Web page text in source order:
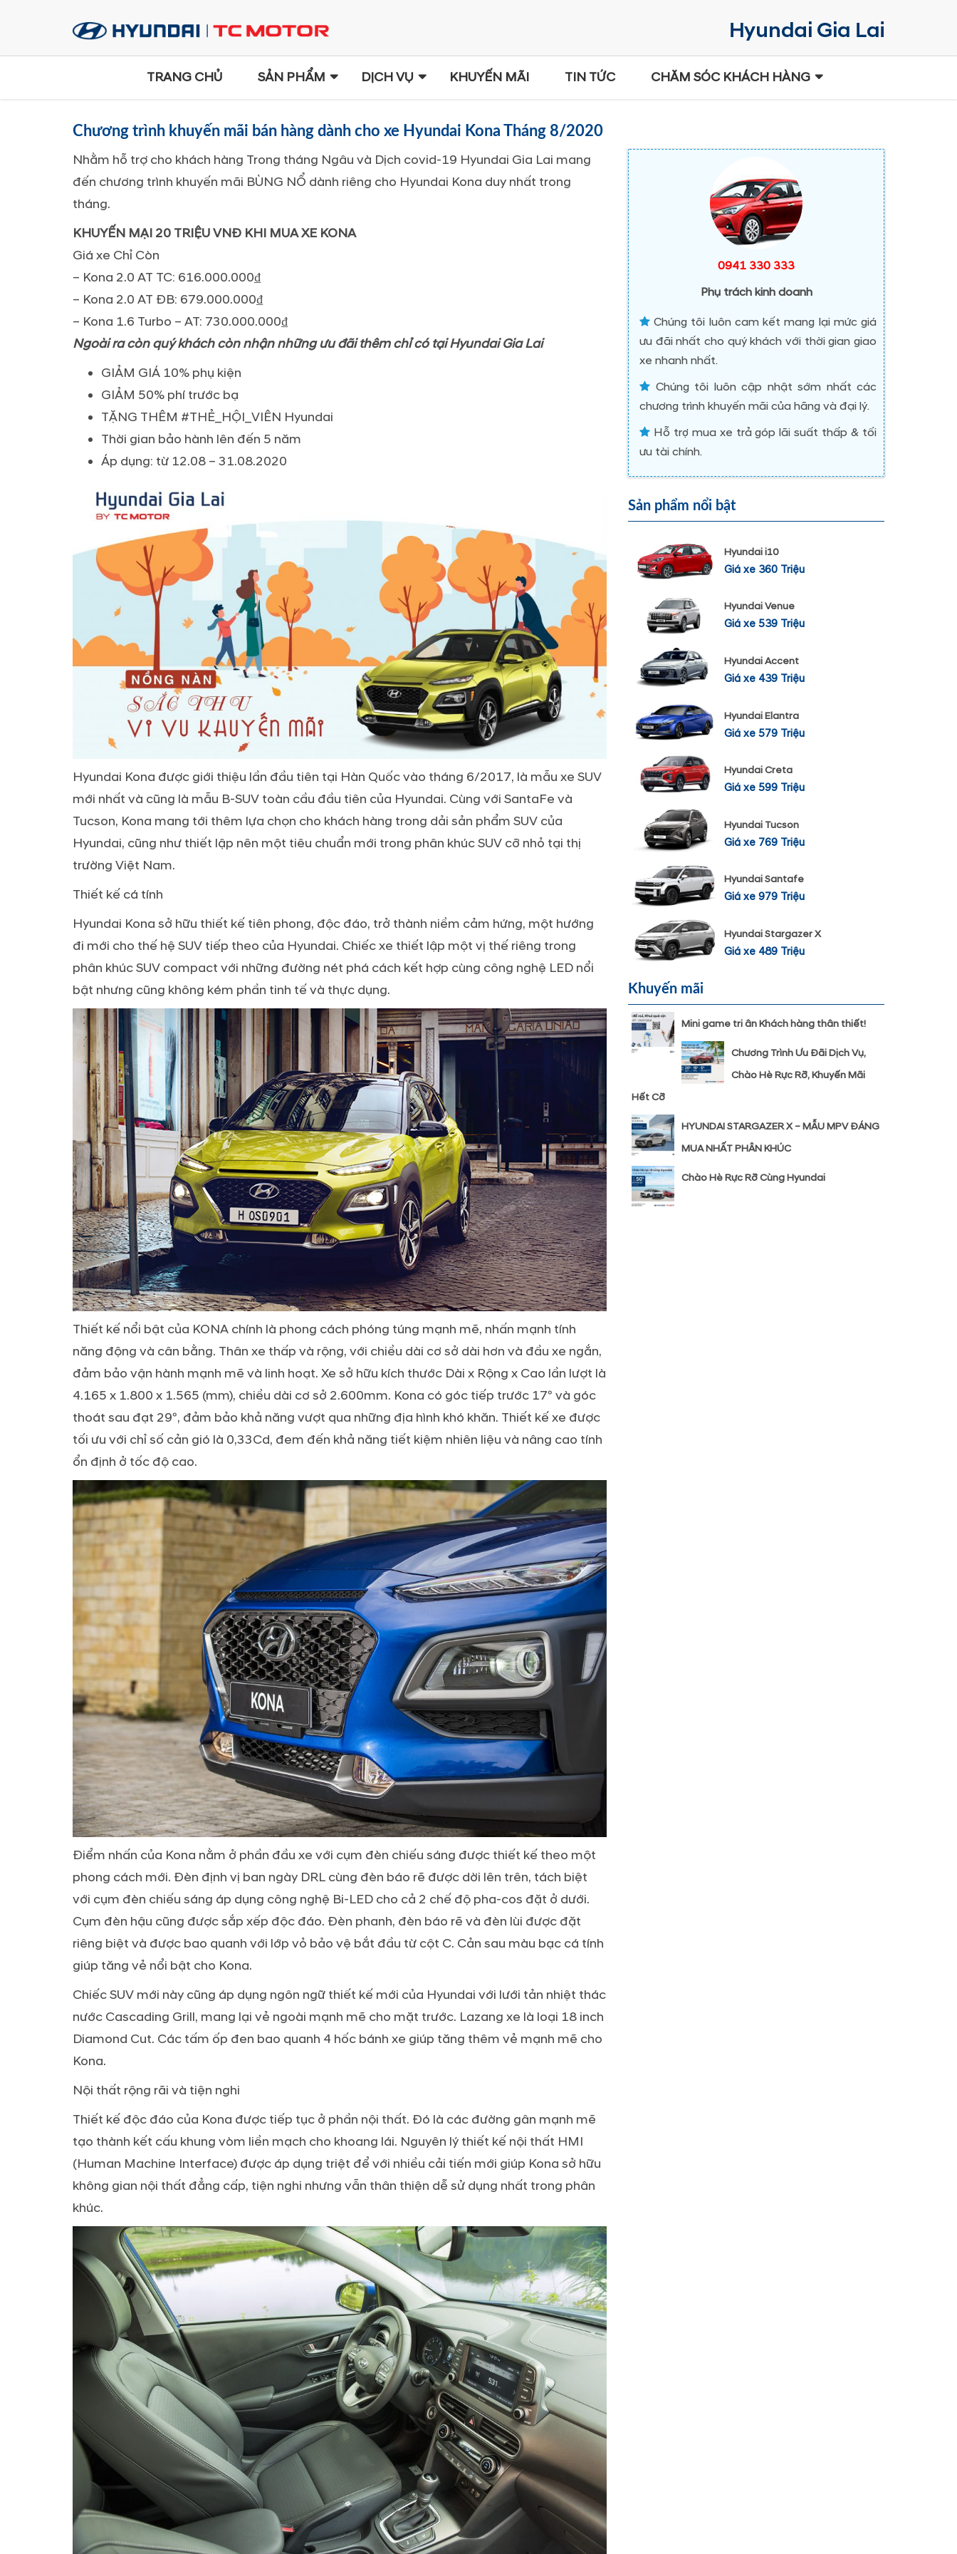
TRANG CHỦ SẢN PHẨM DỊCH VỤ KHUYẾN MÃI TIN TỨC CHĂM SÓC KHÁCH HÀNG
Chương trình khuyến mãi bán hàng dành cho xe Hyundai Kona Tháng 8/2020
Nhằm hỗ trợ cho khách hàng Trong tháng Ngâu và Dịch covid-19 Hyundai Gia Lai mang
đến chương trình khuyến mãi BÙNG NỔ dành riêng cho Hyundai Kona duy nhất trong
tháng.
KHUYẾN MẠI 20 TRIỆU VNĐ KHI MUA XE KONA
Giá xe Chỉ Còn
– Kona 2.0 AT TC: 616.000.000₫
– Kona 2.0 AT ĐB: 679.000.000₫
– Kona 1.6 Turbo – AT: 730.000.000₫
Ngoài ra còn quý khách còn nhận những ưu đãi thêm chỉ có tại Hyundai Gia Lai
GIẢM GIÁ 10% phụ kiện
GIẢM 50% phí trước bạ
TẶNG THÊM #THẺ_HỘI_VIÊN Hyundai
Thời gian bảo hành lên đến 5 năm
Áp dụng: từ 12.08 – 31.08.2020
Hyundai Kona được giới thiệu lần đầu tiên tại Hàn Quốc vào tháng 6/2017, là mẫu xe SUV
mới nhất và cũng là mẫu B-SUV toàn cầu đầu tiên của Hyundai. Cùng với SantaFe và
Tucson, Kona mang tới thêm lựa chọn cho khách hàng trong dải sản phẩm SUV của
Hyundai, cũng như thiết lập nên một tiêu chuẩn mới trong phân khúc SUV cỡ nhỏ tại thị
trường Việt Nam.
Thiết kế cá tính
Hyundai Kona sở hữu thiết kế tiên phong, độc đáo, trở thành niềm cảm hứng, một hướng
đi mới cho thế hệ SUV tiếp theo của Hyundai. Chiếc xe thiết lập một vị thế riêng trong
phân khúc SUV compact với những đường nét phá cách kết hợp cùng công nghệ LED nổi
bật nhưng cũng không kém phần tinh tế và thực dụng.
Thiết kế nổi bật của KONA chính là phong cách phóng túng mạnh mẽ, nhấn mạnh tính
năng động và cân bằng. Thân xe thấp và rộng, với chiều dài cơ sở dài hơn và đầu xe ngắn,
đảm bảo vận hành mạnh mẽ và linh hoạt. Xe sở hữu kích thước Dài x Rộng x Cao lần lượt là
4.165 x 1.800 x 1.565 (mm), chiều dài cơ sở 2.600mm. Kona có góc tiếp trước 17º và góc
thoát sau đạt 29º, đảm bảo khả năng vượt qua những địa hình khó khăn. Thiết kế xe được
tối ưu với chỉ số cản gió là 0,33Cd, đem đến khả năng tiết kiệm nhiên liệu và nâng cao tính
ổn định ở tốc độ cao.
Điểm nhấn của Kona nằm ở phần đầu xe với cụm đèn chiếu sáng được thiết kế theo một
phong cách mới. Đèn định vị ban ngày DRL cùng đèn báo rẽ được dời lên trên, tách biệt
với cụm đèn chiếu sáng áp dụng công nghệ Bi-LED cho cả 2 chế độ pha-cos đặt ở dưới.
Cụm đèn hậu cũng được sắp xếp độc đáo. Đèn phanh, đèn báo rẽ và đèn lùi được đặt
riêng biệt và được bao quanh với lớp vỏ bảo vệ bắt đầu từ cột C. Cản sau màu bạc cá tính
giúp tăng vẻ nổi bật cho Kona.
Chiếc SUV mới này cũng áp dụng ngôn ngữ thiết kế mới của Hyundai với lưới tản nhiệt thác
nước Cascading Grill, mang lại vẻ ngoài mạnh mẽ cho mặt trước. Lazang xe là loại 18 inch
Diamond Cut. Các tấm ốp đen bao quanh 4 hốc bánh xe giúp tăng thêm vẻ mạnh mẽ cho
Kona.
Nội thất rộng rãi và tiện nghi
Thiết kế độc đáo của Kona được tiếp tục ở phần nội thất. Đó là các đường gân mạnh mẽ
tạo thành kết cấu khung vòm liền mạch cho khoang lái. Nguyên lý thiết kế nội thất HMI
(Human Machine Interface) được áp dụng triệt để với nhiều cải tiến mới giúp Kona sở hữu
không gian nội thất đẳng cấp, tiện nghi nhưng vẫn thân thiện dễ sử dụng nhất trong phân
khúc.
0941 330 333
Phụ trách kinh doanh
Chúng tôi luôn cam kết mang lại mức giá
ưu đãi nhất cho quý khách với thời gian giao
xe nhanh nhất.
Chúng tôi luôn cập nhật sớm nhất các
chương trình khuyến mãi của hãng và đại lý.
Hỗ trợ mua xe trả góp lãi suất thấp & tối
ưu tài chính.
Sản phẩm nổi bật
Hyundai i10
Giá xe 360 Triệu
Hyundai Venue
Giá xe 539 Triệu
Hyundai Accent
Giá xe 439 Triệu
Hyundai Elantra
Giá xe 579 Triệu
Hyundai Creta
Giá xe 599 Triệu
Hyundai Tucson
Giá xe 769 Triệu
Hyundai Santafe
Giá xe 979 Triệu
Hyundai Stargazer X
Giá xe 489 Triệu
Khuyến mãi
Mini game tri ân Khách hàng thân thiết!
Chương Trình Ưu Đãi Dịch Vụ,
Chào Hè Rực Rỡ, Khuyến Mãi
Hết Cỡ
HYUNDAI STARGAZER X – MẪU MPV ĐÁNG
MUA NHẤT PHÂN KHÚC
Chào Hè Rực Rỡ Cùng Hyundai